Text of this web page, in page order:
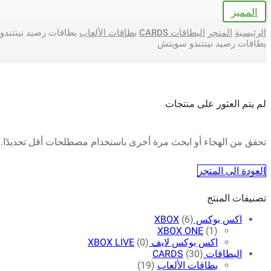
المميز
الرئيسية المتجر البطاقات CARDS بطاقات الألعاب بطاقات رصيد
بطاقات رصيد نينتندو سويتش
لم يتم العثور على منتجات
تحقق من الهجاء أو ابحث مرة أخرى باستخدام مصطلحات أقل تحديدًا.
العودة الى المتجر
تصنيفات المنتج
اكس بوكس XBOX (6)
XBOX ONE (1)
اكس بوكس لايف XBOX LIVE (0)
البطاقات CARDS (30)
بطاقات الألعاب (19)